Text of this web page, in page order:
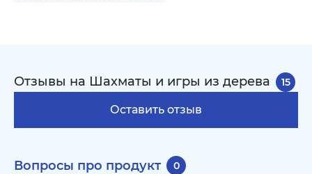
Отзывы на Шахматы и игры из дерева 15
Оставить отзыв
Вопросы про продукт 0